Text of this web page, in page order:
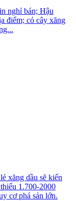
nghỉ bán; Hậu
điểm; có cây xăng
xăng dầu sẽ kiến
1.700-2000
cơ phá sản lớn.